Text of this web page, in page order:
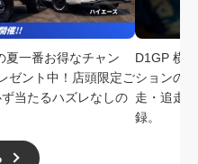
夏一番お得なチャン
ゼント中！店頭限定ご
当たるハズレなしの
D1GP 横
ションの
走・追走
録。